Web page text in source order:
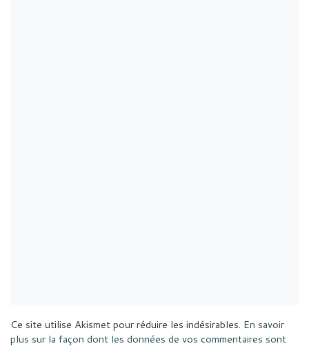
Ce site utilise Akismet pour réduire les indésirables. En savoir
plus sur la façon dont les données de vos commentaires sont